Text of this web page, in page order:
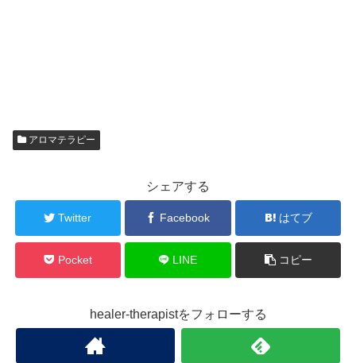
アロマテラピー
シェアする
Twitter Facebook はてブ
Pocket LINE コピー
healer-therapistをフォローする